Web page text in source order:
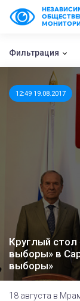
Фильтрация
12:49 19.08.2017
Круглый
выборы» в
выборы»
18 августа в